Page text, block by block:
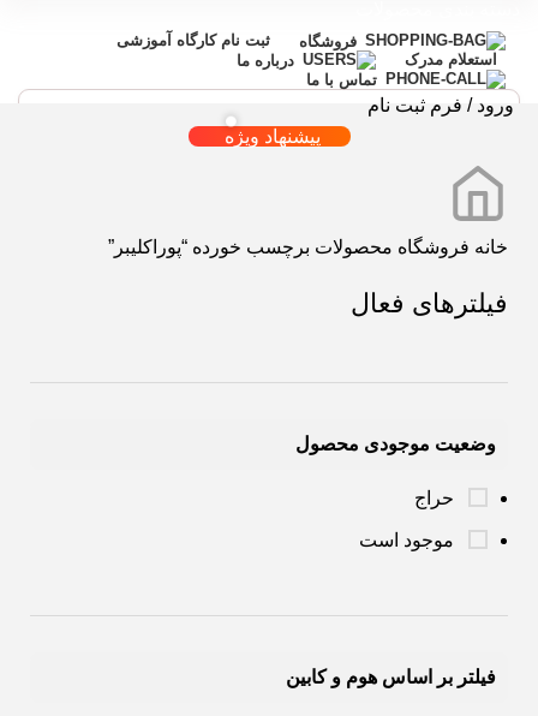
فروشگاه
ثبت نام کارگاه آموزشی
استعلام مدرک
درباره ما
تماس با ما
ورود / فرم ثبت نام
پیشنهاد ویژه
خانه فروشگاه محصولات برچسب خورده “پوراکلیبر”
فیلترهای فعال
وضعیت موجودی محصول
حراج
موجود است
فیلتر بر اساس هوم و کابین